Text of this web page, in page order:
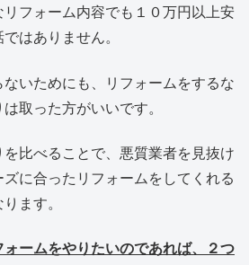
フォーム内容でも１０万円以上安
はありません。
いためにも、リフォームをするな
取った方がいいです。
比べることで、悪質業者を見抜け
に合ったリフォームをしてくれる
ます。
ォームをやりたいのであれば、２つ